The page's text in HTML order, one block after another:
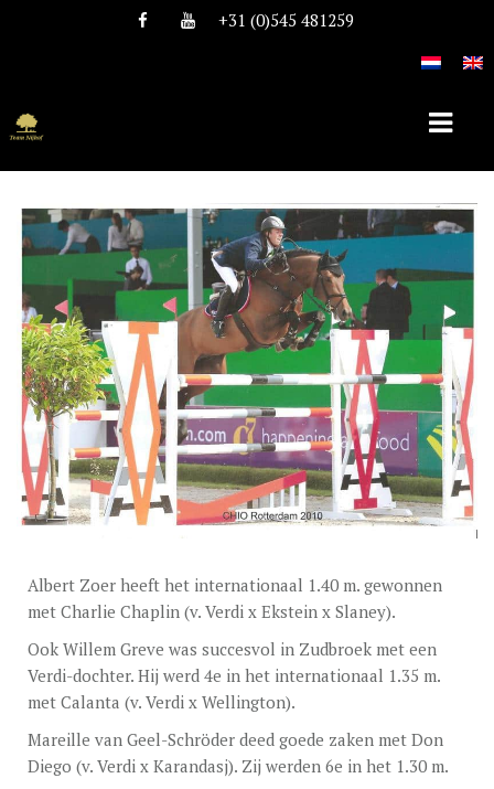
+31 (0)545 481259
HOME
OVER TEAM NIJHOF
HISTORIE
TEAM
VACATURES
DEKHENGSTEN
DEKGELDEN
EU-STATION
ALGEMENE VOORWAARDEN
BESTELFORMULIER
Albert Zoer heeft het internationaal 1.40 m. gewonnen
met Charlie Chaplin (v. Verdi x Ekstein x Slaney).
Ook Willem Greve was succesvol in Zudbroek met een
Verdi-dochter. Hij werd 4e in het internationaal 1.35 m.
met Calanta (v. Verdi x Wellington).
Mareille van Geel-Schröder deed goede zaken met Don
Diego (v. Verdi x Karandasj). Zij werden 6e in het 1.30 m.